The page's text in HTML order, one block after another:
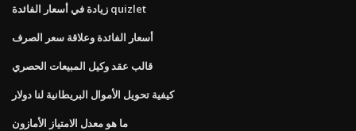
زيادة في أسعار الفائدة quizlet
أسعار الفائدة وعلاقة سعر الصرف
قالب عقد وكيل المبيعات الحصري
كيفية تحويل الأموال البريطانية لنا دولار
ما هو معدل الامتياز الأمازون